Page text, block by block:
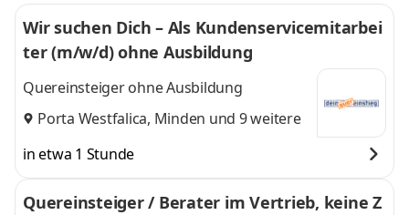
Wir suchen Dich – Als Kundenservicemitarbei
ter (m/w/d) ohne Ausbildung
Quereinsteiger ohne Ausbildung
Porta Westfalica, Minden und 9 weitere
in etwa 1 Stunde
Quereinsteiger / Berater im Vertrieb, keine Z